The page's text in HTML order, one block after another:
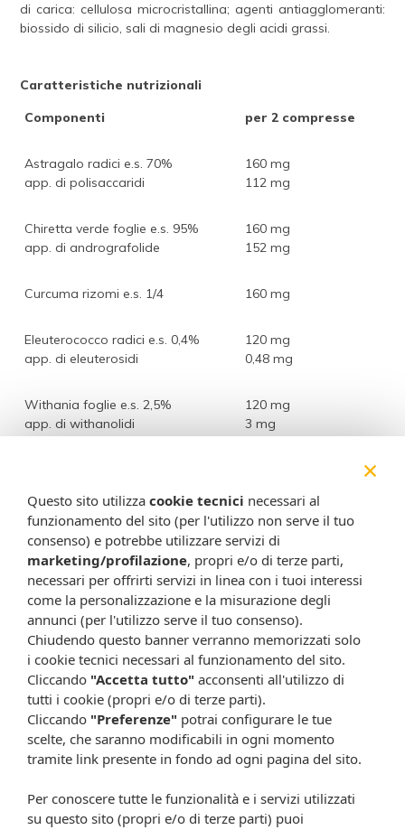
di carica: cellulosa microcristallina; agenti antiagglomeranti:
biossido di silicio, sali di magnesio degli acidi grassi.
Caratteristiche nutrizionali
Componenti
per 2 compresse
Astragalo radici e.s. 70%
app. di polisaccaridi
160 mg
112 mg
Chiretta verde foglie e.s. 95%
app. di andrografolide
160 mg
152 mg
Curcuma rizomi e.s. 1/4 160 mg
Eleuterococco radici e.s. 0,4%
app. di eleuterosidi
120 mg
0,48 mg
Withania foglie e.s. 2,5%
app. di withanolidi
120 mg
3 mg
Modalità d'uso
Una compressa due volte al giorno, preferibilmente lontano
dai pasti.
Avvertenze
Non superare la dose giornaliera consigliata. Tenere fuori
dalla portata dei bambini al di sotto dei 3 anni di età. Gli
integratori alimentari non vanno intesi come sostituti di una
dieta variata ed equilibrata e di uno stile di vita sano.
In caso di alterazioni della funzione epatica, biliare o di
calcolosi delle vie biliari, l'uso del prodotto è sconsigliato. Se
si stanno assumendo farmaci, è opportuno sentire il parere
del medico. Non utilizzare in gravidanza e allattamento. Non
Conservazione
×
Questo sito utilizza cookie tecnici necessari al
funzionamento del sito (per l'utilizzo non serve il tuo
consenso) e potrebbe utilizzare servizi di
marketing/profilazione, propri e/o di terze parti,
necessari per offrirti servizi in linea con i tuoi interessi
come la personalizzazione e la misurazione degli
annunci (per l'utilizzo serve il tuo consenso).
Chiudendo questo banner verranno memorizzati solo
i cookie tecnici necessari al funzionamento del sito.
Cliccando "Accetta tutto" acconsenti all'utilizzo di
tutti i cookie (propri e/o di terze parti).
Cliccando "Preferenze" potrai configurare le tue
scelte, che saranno modificabili in ogni momento
tramite link presente in fondo ad ogni pagina del sito.
Per conoscere tutte le funzionalità e i servizi utilizzati
su questo sito (propri e/o di terze parti) puoi